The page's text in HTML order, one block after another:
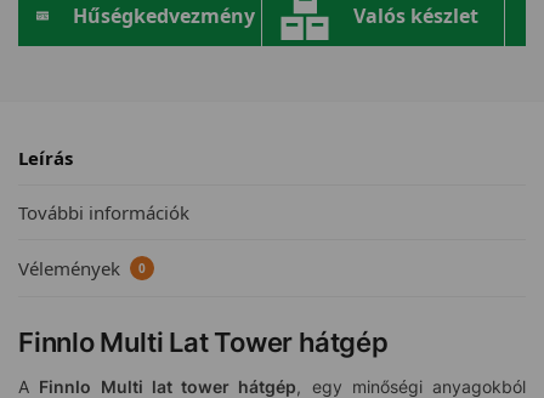
Hűségkedvezmény Valós készlet
Leírás
További információk
Vélemények 0
Finnlo Multi Lat Tower hátgép
A Finnlo Multi lat tower hátgép, egy minőségi anyagokból